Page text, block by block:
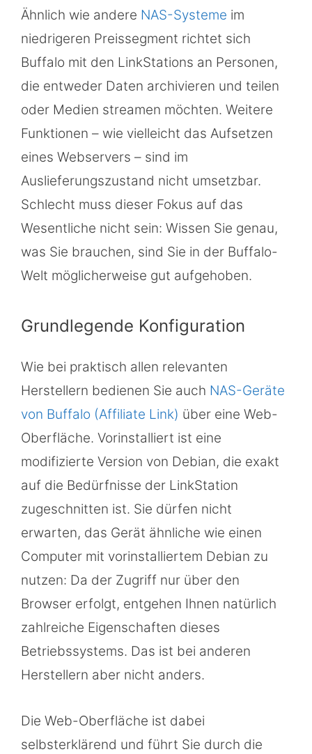
Ähnlich wie andere NAS-Systeme im
niedrigeren Preissegment richtet sich
Buffalo mit den LinkStations an Personen,
die entweder Daten archivieren und teilen
oder Medien streamen möchten. Weitere
Funktionen – wie vielleicht das Aufsetzen
eines Webservers – sind im
Auslieferungszustand nicht umsetzbar.
Schlecht muss dieser Fokus auf das
Wesentliche nicht sein: Wissen Sie genau,
was Sie brauchen, sind Sie in der Buffalo-
Welt möglicherweise gut aufgehoben.
Grundlegende Konfiguration
Wie bei praktisch allen relevanten
Herstellern bedienen Sie auch NAS-Geräte
von Buffalo (Affiliate Link) über eine Web-
Oberfläche. Vorinstalliert ist eine
modifizierte Version von Debian, die exakt
auf die Bedürfnisse der LinkStation
zugeschnitten ist. Sie dürfen nicht
erwarten, das Gerät ähnliche wie einen
Computer mit vorinstalliertem Debian zu
nutzen: Da der Zugriff nur über den
Browser erfolgt, entgehen Ihnen natürlich
zahlreiche Eigenschaften dieses
Betriebssystems. Das ist bei anderen
Herstellern aber nicht anders.
Die Web-Oberfläche ist dabei
selbsterklärend und führt Sie durch die